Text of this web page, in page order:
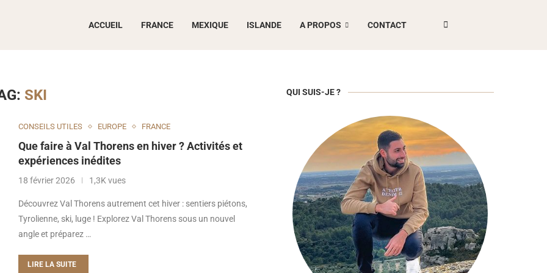
ACCUEIL FRANCE MEXIQUE ISLANDE A PROPOS CONTACT
SKI
CONSEILS UTILES EUROPE FRANCE
Que faire à Val Thorens en hiver ? Activités et
expériences inédites
18 février 2026 1,3K vues
Découvrez Val Thorens autrement cet hiver : sentiers piétons,
Tyrolienne, ski, luge ! Explorez Val Thorens sous un nouvel
angle et préparez …
LIRE LA SUITE
QUI SUIS-JE ?